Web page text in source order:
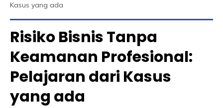
Kasus yang ada
Risiko Bisnis Tanpa
Keamanan Profesional:
Pelajaran dari Kasus
yang ada